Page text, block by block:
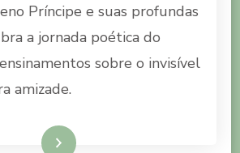
O
PEQUENO
Príncipe e suas profundas
a jornada poética do
sobre o invisível
amizade.
Ler mais